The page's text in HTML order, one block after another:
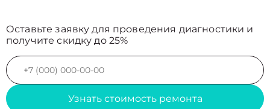
Оставьте заявку для проведения диагностики и
получите скидку до 25%
Узнать стоимость ремонта